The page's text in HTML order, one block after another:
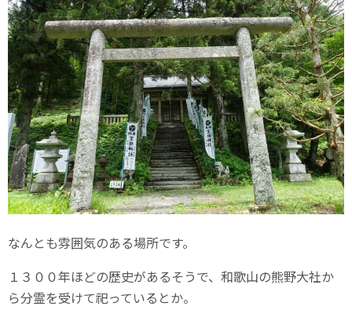
なんとも雰囲気のある場所です。
１３００年ほどの歴史があるそうで、和歌山の熊野大社か
ら分霊を受けて祀っているとか。